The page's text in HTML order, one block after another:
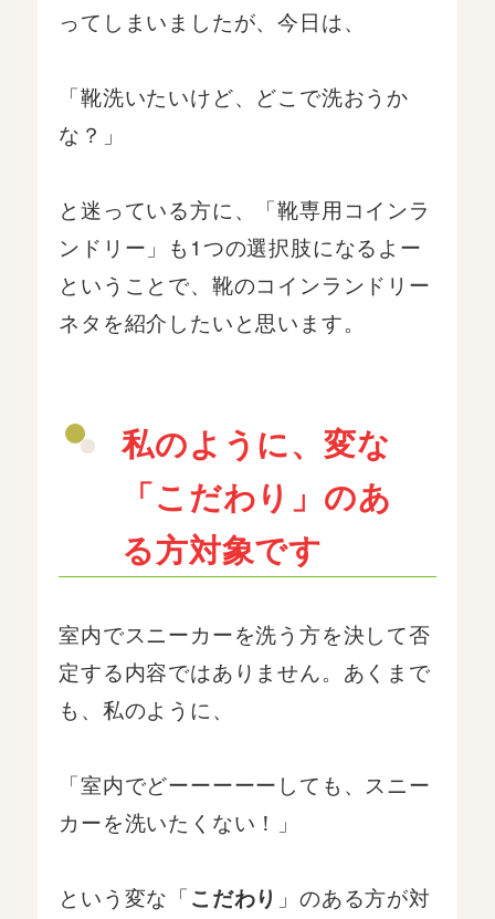
ってしまいましたが、今日は、
「靴洗いたいけど、どこで洗おうか
な？」
と迷っている方に、「靴専用コインラ
ンドリー」も1つの選択肢になるよー
ということで、靴のコインランドリー
ネタを紹介したいと思います。
私のように、変な
「こだわり」のあ
る方対象です
室内でスニーカーを洗う方を決して否
定する内容ではありません。あくまで
も、私のように、
「室内でどーーーーーしても、スニー
カーを洗いたくない！」
という変な「こだわり 」のある方が対